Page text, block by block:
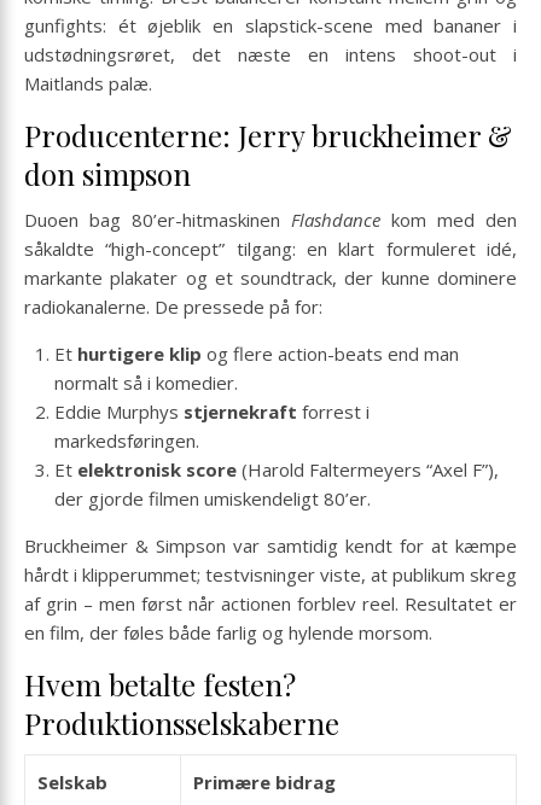
gunfights: ét øjeblik en slapstick-scene med bananer i
udstødningsrøret, det næste en intens shoot-out i
Maitlands palæ.
Producenterne: Jerry bruckheimer &
don simpson
Duoen bag 80’er-hitmaskinen Flashdance kom med den
såkaldte “high-concept” tilgang: en klart formuleret idé,
markante plakater og et soundtrack, der kunne dominere
radiokanalerne. De pressede på for:
Et hurtigere klip og flere action-beats end man
normalt så i komedier.
Eddie Murphys stjernekraft forrest i
markedsføringen.
Et elektronisk score (Harold Faltermeyers “Axel F”),
der gjorde filmen umiskendeligt 80’er.
Bruckheimer & Simpson var samtidig kendt for at kæmpe
hårdt i klipperummet; testvisninger viste, at publikum skreg
af grin – men først når actionen forblev reel. Resultatet er
en film, der føles både farlig og hylende morsom.
Hvem betalte festen?
Produktionsselskaberne
Selskab Primære bidrag